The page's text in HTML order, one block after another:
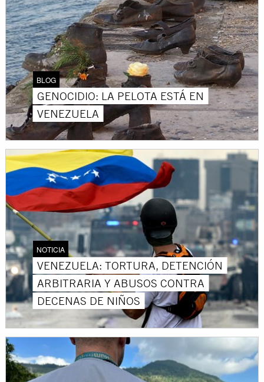
BLOG
GENOCIDIO: LA PELOTA ESTÁ EN
VENEZUELA
NOTICIA
VENEZUELA: TORTURA, DETENCIÓN
ARBITRARIA Y ABUSOS CONTRA
DECENAS DE NIÑOS